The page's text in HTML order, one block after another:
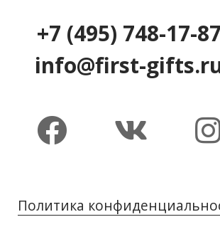
+7 (495) 748-17-
info@first-
Политика